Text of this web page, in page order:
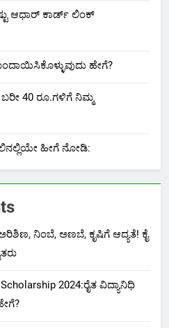
ಆಧಾರ್ ಕಾರ್ಡ್ ಲಿಂಕ್
ಹೇಗೆ?
40 ರೂ.ಗಳಿಗೆ ನಿಮ್ಮ
ಹೀಗೆ ನೋಡಿ:
ನಿಂಬೆ, ಅಣಬೆ, ಕೃಷಿಗೆ ಆದ್ಯತೆ! ಕೈ
Scholarship 2024:ರೈತ ವಿದ್ಯಾನಿಧಿ